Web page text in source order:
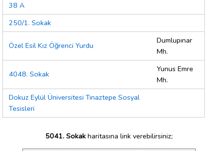
38 A
250/1. Sokak
Özel Esil Kız Öğrenci Yurdu
Dumlupınar
Mh.
4048. Sokak
Yunus Emre
Mh.
Dokuz Eylül Üniversitesi Tınaztepe Sosyal
Tesisleri
5041. Sokak haritasına link verebilirsiniz;